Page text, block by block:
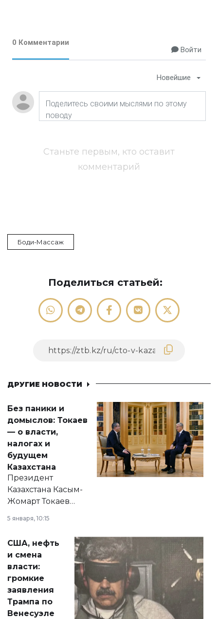
0 Комментарии
Войти
Новейшие
Станьте первым, кто оставит
комментарий
Боди-Массаж
Поделиться статьей:
ДРУГИЕ НОВОСТИ
Без паники и
домыслов: Токаев
— о власти,
налогах и
будущем
Казахстана
Президент
Казахстана Касым-
Жомарт Токаев
сразу несколько
актуальных тем —
от слухов о
политических
реформах до
вопросов армии,
экономики и
личного здоровья.
5 января, 10:15
США, нефть
и смена
власти:
громкие
заявления
Трампа по
Венесуэле